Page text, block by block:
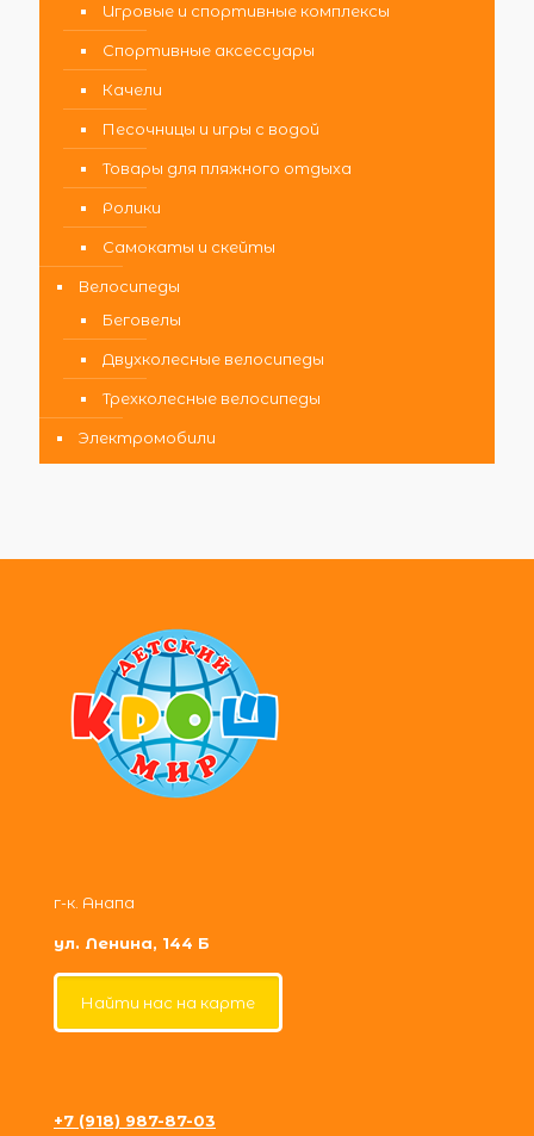
Игровые и спортивные комплексы
Спортивные аксессуары
Качели
Песочницы и игры с водой
Товары для пляжного отдыха
Ролики
Самокаты и скейты
Велосипеды
Беговелы
Двухколесные велосипеды
Трехколесные велосипеды
Электромобили
г-к. Анапа
ул. Ленина, 144 Б
Найти нас на карте
+7 (918) 987-87-03